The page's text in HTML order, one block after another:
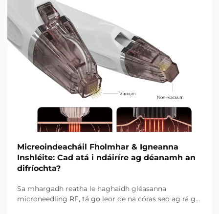
Micreoindeacháil Fholmhar & Igneanna
Inshléite: Cad atá i ndáiríre ag déanamh an
difríochta?
Sa mhargadh reatha le haghaidh gléasanna
microneedling RF, tá go leor de na córas seo ag rá go